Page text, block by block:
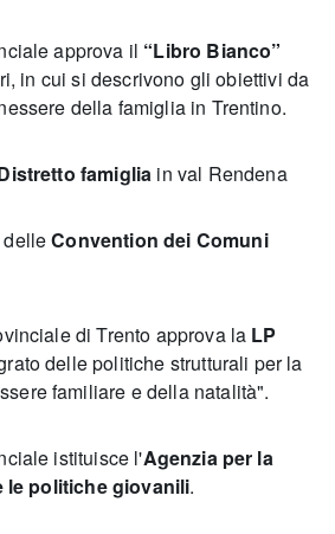
approva il “Libro Bianco”
in cui si descrivono gli obiettivi da
della famiglia in Trentino.
famiglia in val Rendena
delleConvention dei Comuni
di Trento approva la LP
delle politiche strutturali per la
familiare e della natalità".
istituisce l'Agenzia per la
le politiche giovanili.